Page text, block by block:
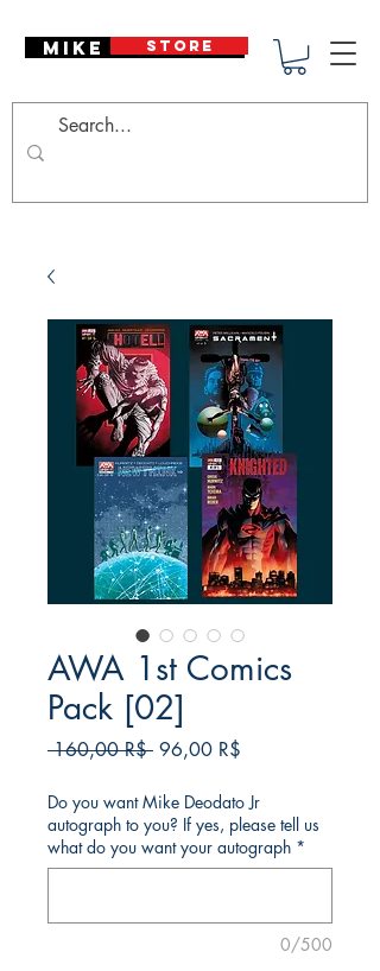
Mike Deodato
STORE
AWA 1st Comics
Pack [02]
160,00 R$ Standardpreis
96,00 R$
Do you want Mike Deodato Jr
autograph to you? If yes, please tell us
what do you want your autograph *
0/500